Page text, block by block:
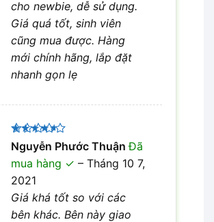
cho newbie, dễ sử dụng.
Giá quá tốt, sinh viên
cũng mua được. Hàng
mới chính hãng, lắp đặt
nhanh gọn lẹ
Được
xếp hạng
45 sao
Nguyễn Phước ThuậnĐã
mua hàng
– Tháng 10 7,
2021
Giá khá tốt so với các
bên khác. Bên này giao